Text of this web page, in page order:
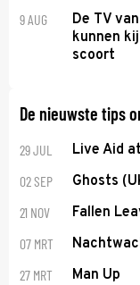
9 AUG
De TV
kunnen
scoort
De nieuwste tips
29 JUL Live Aid
02 SEP Ghosts
21 NOV Fallen
07 MRT
27 MRT Man Up